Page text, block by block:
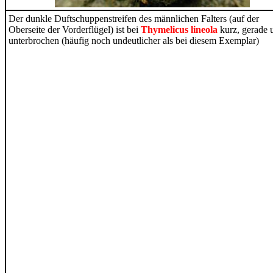
Der dunkle Duftschuppenstreifen des männlichen Falters (auf der
Oberseite der Vorderflügel) ist bei Thymelicus lineola kurz, gerade
unterbrochen (häufig noch undeutlicher als bei diesem Exemplar)